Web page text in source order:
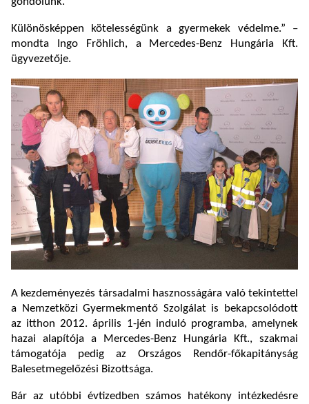
Különösképpen kötelességünk a gyermekek védelme.” –
mondta Ingo Fröhlich, a Mercedes-Benz Hungária Kft.
ügyvezetője.
A kezdeményezés társadalmi hasznosságára való tekintettel
a Nemzetközi Gyermekmentő Szolgálat is bekapcsolódott
az itthon 2012. április 1-jén induló programba, amelynek
hazai alapítója a Mercedes-Benz Hungária Kft., szakmai
támogatója pedig az Országos Rendőr-főkapitányság
Balesetmegelőzési Bizottsága.
Bár az utóbbi évtizedben számos hatékony intézkedésre